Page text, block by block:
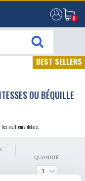
0
0
BEST SELLERS
OU BÉQUILLE
les meilleurs délais.
QUANTITÉ